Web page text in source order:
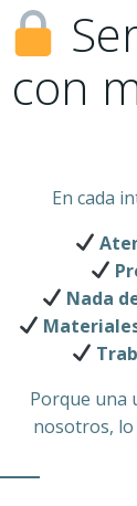
con
En cada
Nada
Porque una
nosotros,